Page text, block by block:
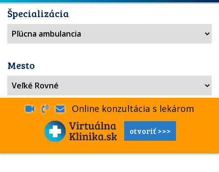
Špecializácia
Mesto
Online konzultácia s lekárom
otvoriť >>>